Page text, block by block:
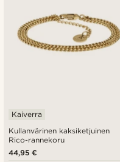
Kullanvärinen kaksiketjuinen
Rico-rannekoru
Kaiverra
44,95 €